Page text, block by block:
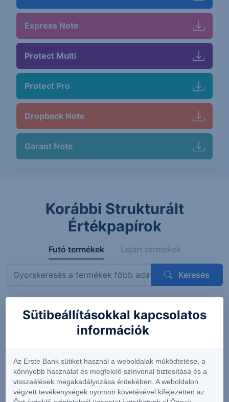
Express Note
Protect Multi
Protect Pro
Dropback Note
Garant Note
Korábbi Strukturált
Értékpapírok
Futó termékek Lejárt termékek
Keresés
Megnevezés ISIN Mögöttes termék Kupon
Express
OneStar
Smart
Infrastructure
EUR 26-29
AT0000A3VVT6
Siemens AG
Sütibeállításokkal kapcsolatos
információk
Az Erste Bank sütiket használ a weboldalak működtetése, a
könnyebb használat és megfelelő színvonal biztosítása és a
visszaélések megakadályozása érdekében. A weboldalon
végzett tevékenységek nyomon követésével kifejezetten az